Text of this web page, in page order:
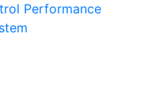
Performance